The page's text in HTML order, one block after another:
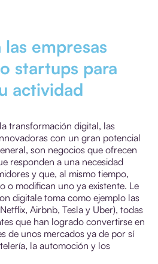
empresas
startups para
actividad
transformación digital, las
con un gran potencial
son negocios que ofrecen
responden a una necesidad
y que, al mismo tiempo,
o modifican uno ya existente. Le
digitale toma como ejemplo las
Airbnb, Tesla y Uber), todas
que han logrado convertirse en
de unos mercados ya de por sí
la automoción y los